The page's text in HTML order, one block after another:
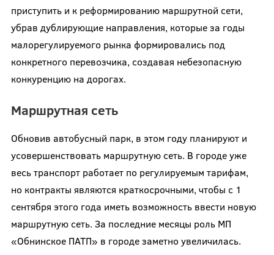
приступить и к реформированию маршрутной сети,
убрав дублирующие направления, которые за годы
малорегулируемого рынка формировались под
конкретного перевозчика, создавая небезопасную
конкуренцию на дорогах.
Маршрутная сеть
Обновив автобусный парк, в этом году планируют и
усовершенствовать маршрутную сеть. В городе уже
весь транспорт работает по регулируемым тарифам,
но контракты являются краткосрочными, чтобы с 1
сентября этого года иметь возможность ввести новую
маршрутную сеть. За последние месяцы роль МП
«Обнинское ПАТП» в городе заметно увеличилась.